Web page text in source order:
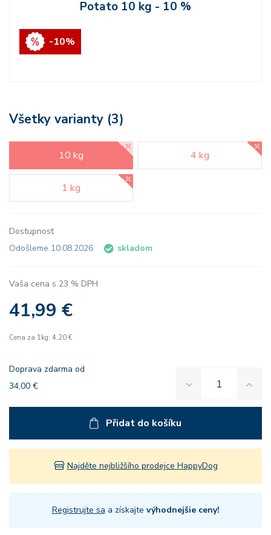
Potato 10 kg - 10 %
-10%
Všetky varianty (3)
10 kg 4 kg
1 kg
Dostupnosť
Odošleme 10.08.2026
skladom
Vaša cena s 23 % DPH
41,99 €
Cena za 1kg: 4,20 €
Doprava zdarma od
34,00 €
Přidat do košíku
Najděte nejbližšího prodejce HappyDog
Registrujte sa a získajte výhodnejšie ceny!